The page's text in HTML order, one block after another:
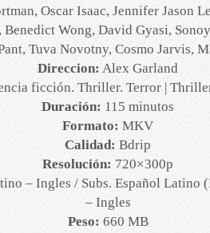
Oscar Isaac, Jennifer Jason
Benedict Wong, David Gyasi,
Tuva Novotny, Cosmo Jarvis,
Direccion: Alex Garland
ficción. Thriller. Terror |
Duración: 115 minutos
Formato: MKV
Calidad: Bdrip
Resolución: 720×300p
– Ingles / Subs. Español Latino
– Ingles
Peso: 660 MB